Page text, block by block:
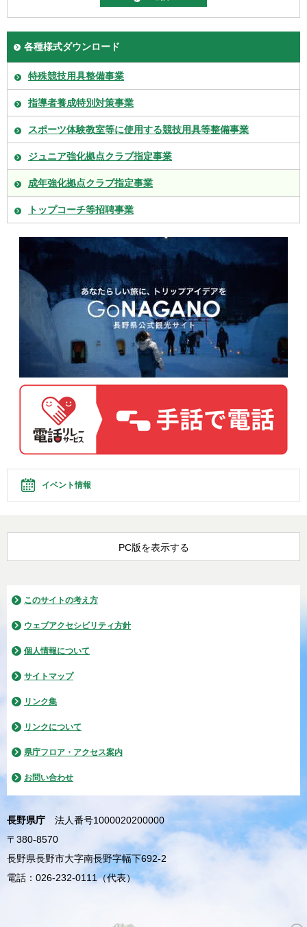
各種様式ダウンロード
特殊競技用具整備事業
指導者養成特別対策事業
スポーツ体験教室等に使用する競技用具等整備事業
ジュニア強化拠点クラブ指定事業
成年強化拠点クラブ指定事業
トップコーチ等招聘事業
イベント情報
PC版を表示する
このサイトの考え方
ウェブアクセシビリティ方針
個人情報について
サイトマップ
リンク集
リンクについて
県庁フロア・アクセス案内
お問い合わせ
長野県庁
法人番号1000020200000
〒380-8570
長野県長野市大字南長野字幅下692-2
電話：026-232-0111（代表）